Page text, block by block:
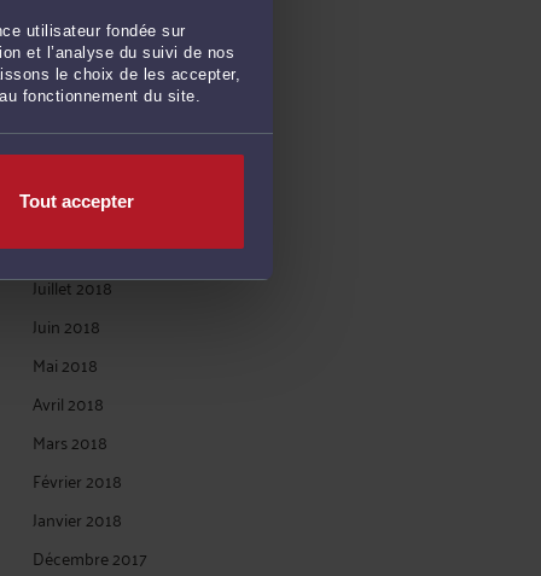
utilisateur fondée sur
et l’analyse du suivi de nos
le choix de les accepter,
fonctionnement du site.
Tout accepter
Mai 2019
Avril 2019
Mars 2019
Janvier 2019
Novembre 2018
Octobre 2018
Juillet 2018
Juin 2018
Mai 2018
Avril 2018
Mars 2018
Février 2018
Janvier 2018
Décembre 2017